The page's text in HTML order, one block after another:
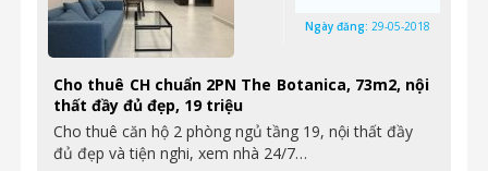
Cho thuê CH chuẩn 2PN The Botanica, 73m2, nội
thất đầy đủ đẹp, 19 triệu
Cho thuê căn hộ 2 phòng ngủ tầng 19, nội thất đầy
đủ đẹp và tiện nghi, xem nhà 24/7…
Ngày đăng: 29-05-2018